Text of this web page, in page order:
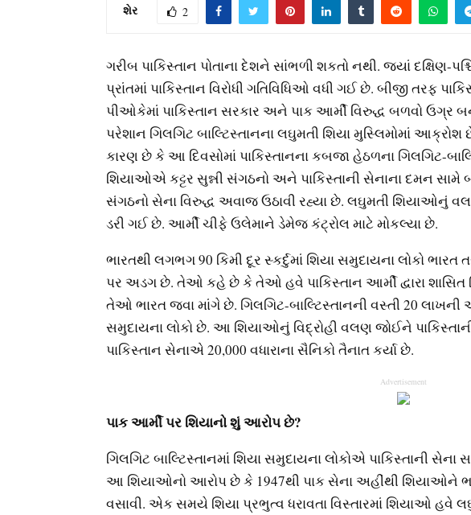
શેર 2
ગરીબ પાકિસ્તાન પોતાના દેશને સાંભળી શકતો નથી. જ્યાં દક્ષિણ-
પ્રાંતમાં પાકિસ્તાન વિરોધી ગતિવિધિઓ વધી ગઈ છે. બીજી તરફ
પીઓકેમાં પાકિસ્તાન સરકાર અને પાક આર્મી વિરુદ્ધ બળવો ઉગ્ર
પરેશાન ગિલગિટ બાલ્ટિસ્તાનના લઘુમતી શિયા મુસ્લિમોમાં
કારણ છે કે આ દિવસોમાં પાકિસ્તાનના કબજા હેઠળના ગિલગિટ-
શિયાઓએ કટ્ટર સુન્ની સંગઠનો અને પાકિસ્તાની સેનાના દમન સામે
સંગઠનો સેના વિરુદ્ધ અવાજ ઉઠાવી રહ્યા છે. લઘુમતી શિયાઓનું
ડરી ગઈ છે. આર્મી ચીફે ઉલેમાને ડેમેજ કંટ્રોલ માટે મોકલ્યા છે.
ભારતથી લગભગ 90 કિમી દૂર સ્કર્દુમાં શિયા સમુદાયના લોકો
પર અડગ છે. તેઓ કહે છે કે તેઓ હવે પાકિસ્તાન આર્મી દ્વારા શાસિત
તેઓ ભારત જવા માંગે છે. ગિલગિટ-બાલ્ટિસ્તાનની વસ્તી 20
સમુદાયના લોકો છે. આ શિયાઓનું વિદ્રોહી વલણ જોઈને
પાકિસ્તાન સેનાએ 20,000 વધારાના સૈનિકો તૈનાત કર્યા છે.
Advertisement
પાક આર્મી પર શિયાનો શું આરોપ છે?
ગિલગિટ બાલ્ટિસ્તાનમાં શિયા સમુદાયના લોકોએ પાકિસ્તાની સેના
આ શિયાઓનો આરોપ છે કે 1947થી પાક સેના અહીંથી શિયાઓને
વસાવી. એક સમયે શિયા પ્રભુત્વ ધરાવતા વિસ્તારમાં શિયાઓ હવે